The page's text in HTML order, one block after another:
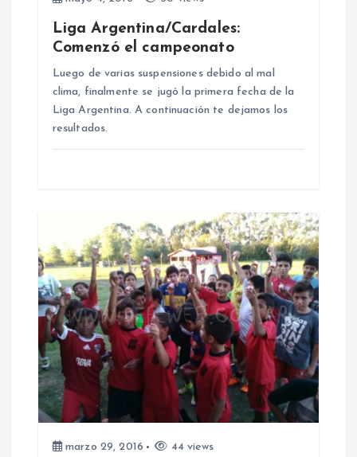
a
s
Liga Argentina/Cardales:
Comenzó el campeonato
Luego de varias suspensiones debido al mal
clima, finalmente se jugó la primera fecha de la
Liga Argentina. A continuación te dejamos los
resultados.
marzo 29, 2016 44 views